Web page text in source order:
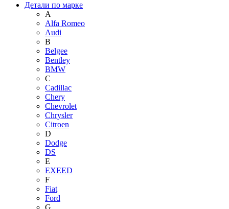
Детали по марке
A
Alfa Romeo
Audi
B
Belgee
Bentley
BMW
C
Cadillac
Chery
Chevrolet
Chrysler
Citroen
D
Dodge
DS
E
EXEED
F
Fiat
Ford
G